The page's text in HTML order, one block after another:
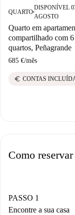
QUARTO■
DISPONÍVEL
AGOSTO
Quarto em
compartilhado com 6
quartos, Peñagrande
685 €/mês
euro CONTAS
Como reservar
PASSO 1
Encontre a sua casa